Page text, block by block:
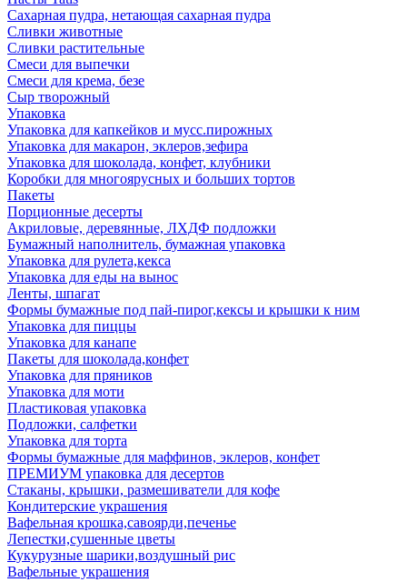
Сахарная пудра, нетающая сахарная пудра
Сливки животные
Сливки растительные
Смеси для выпечки
Смеси для крема, безе
Сыр творожный
Упаковка
Упаковка для капкейков и мусс.пирожных
Упаковка для макарон, эклеров,зефира
Упаковка для шоколада, конфет, клубники
Коробки для многоярусных и больших тортов
Пакеты
Порционные десерты
Акриловые, деревянные, ЛХДФ подложки
Бумажный наполнитель, бумажная упаковка
Упаковка для рулета,кекса
Упаковка для еды на вынос
Ленты, шпагат
Формы бумажные под пай-пирог,кексы и крышки к ним
Упаковка для пиццы
Упаковка для канапе
Пакеты для шоколада,конфет
Упаковка для пряников
Упаковка для моти
Пластиковая упаковка
Подложки, салфетки
Упаковка для торта
Формы бумажные для маффинов, эклеров, конфет
ПРЕМИУМ упаковка для десертов
Стаканы, крышки, размешиватели для кофе
Кондитерские украшения
Вафельная крошка,савоярди,печенье
Лепестки,сушенные цветы
Кукурузные шарики,воздушный рис
Вафельные украшения